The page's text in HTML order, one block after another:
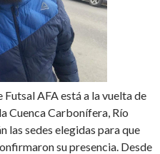
AFA está a la vuelta de
Cuenca Carbonífera, Río
las sedes elegidas para que
su presencia. Desde